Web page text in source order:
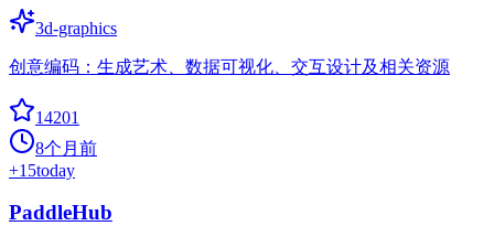
3d-graphics
创意编码：生成艺术、数据可视化、交互设计及相关资源
14201
8个月前
+15today
PaddleHub